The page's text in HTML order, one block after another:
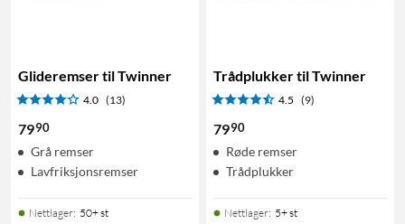
Glideremser til Twinner
4.0 (13)
7990
Grå remser
Lavfriksjonsremser
Nettlager: 50+ st
Trådplukker til Twinner
4.5 (9)
7990
Røde remser
Trådplukker
Nettlager: 5+ st